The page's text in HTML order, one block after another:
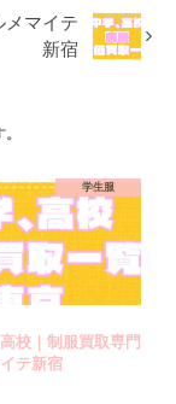
メマイテ
新宿
学生服
校｜制服買取専門
テ新宿